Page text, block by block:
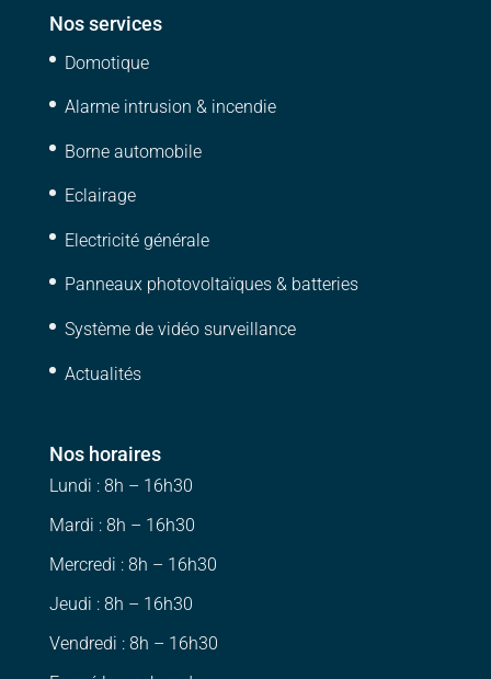
Nos services
Domotique
Alarme intrusion & incendie
Borne automobile
Eclairage
Electricité générale
Panneaux photovoltaïques & batteries
Système de vidéo surveillance
Actualités
Nos horaires
Lundi : 8h – 16h30
Mardi : 8h – 16h30
Mercredi : 8h – 16h30
Jeudi : 8h – 16h30
Vendredi : 8h – 16h30